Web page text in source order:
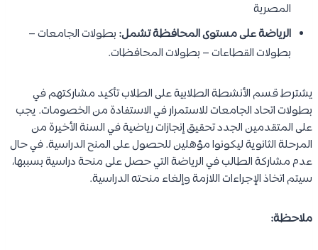
المصرية
الرياضة على مستوى المحافظة تشمل: بطولات الجامعات –
بطولات القطاعات – بطولات المحافظات.
يشترط قسم الأنشطة الطلابية على الطلاب تأكيد مشاركتهم في
بطولات اتحاد الجامعات للاستمرار في الاستفادة من الخصومات. يجب
على المتقدمين الجدد تحقيق إنجازات رياضية في السنة الأخيرة من
المرحلة الثانوية ليكونوا مؤهلين للحصول على المنح الدراسية. في حال
عدم مشاركة الطالب في الرياضة التي حصل على منحة دراسية بسببها،
سيتم اتخاذ الإجراءات اللازمة وإلغاء منحته الدراسية.
ملاحظة: